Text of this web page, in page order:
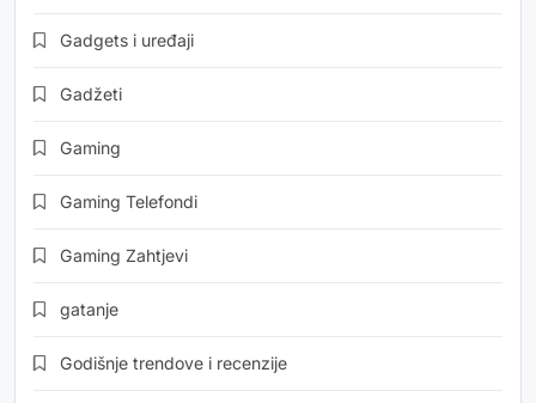
Gadgets i uređaji
Gadžeti
Gaming
Gaming Telefondi
Gaming Zahtjevi
gatanje
Godišnje trendove i recenzije